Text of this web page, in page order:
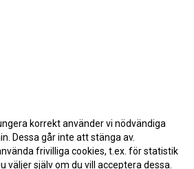
korrekt använder vi nödvändiga
Dessa går inte att stänga av.
frivilliga cookies, t.ex. för statistik
väljer själv om du vill acceptera dessa.